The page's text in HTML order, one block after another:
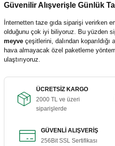
Güvenilir Alışverişle Günlük
İnternetten taze gıda siparişi verirken
olduğunu çok iyi biliyoruz. Bu yüzden
meyve çeşitlerini, dalından
hava almayacak özel paketleme
ulaştırıyoruz.
ÜCRETSİZ KARGO
2000 TL ve üzeri
siparişlerde
GÜVENLİ ALIŞVERİŞ
256Bit SSL Sertifikası